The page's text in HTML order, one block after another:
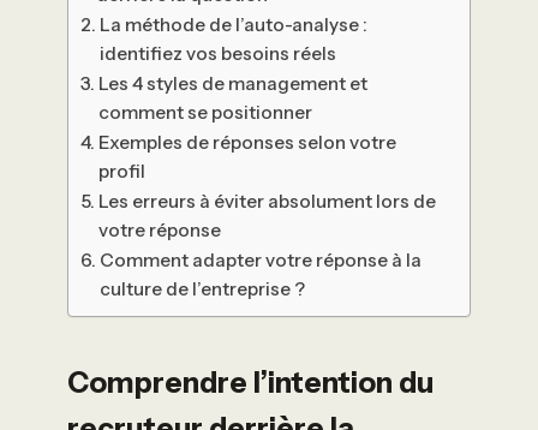
La méthode de l’auto-analyse :
identifiez vos besoins réels
Les 4 styles de management et
comment se positionner
Exemples de réponses selon votre
profil
Les erreurs à éviter absolument lors de
votre réponse
Comment adapter votre réponse à la
culture de l’entreprise ?
Comprendre l’intention du